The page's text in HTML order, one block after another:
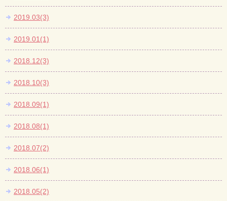
2019.03(3)
2019.01(1)
2018.12(3)
2018.10(3)
2018.09(1)
2018.08(1)
2018.07(2)
2018.06(1)
2018.05(2)